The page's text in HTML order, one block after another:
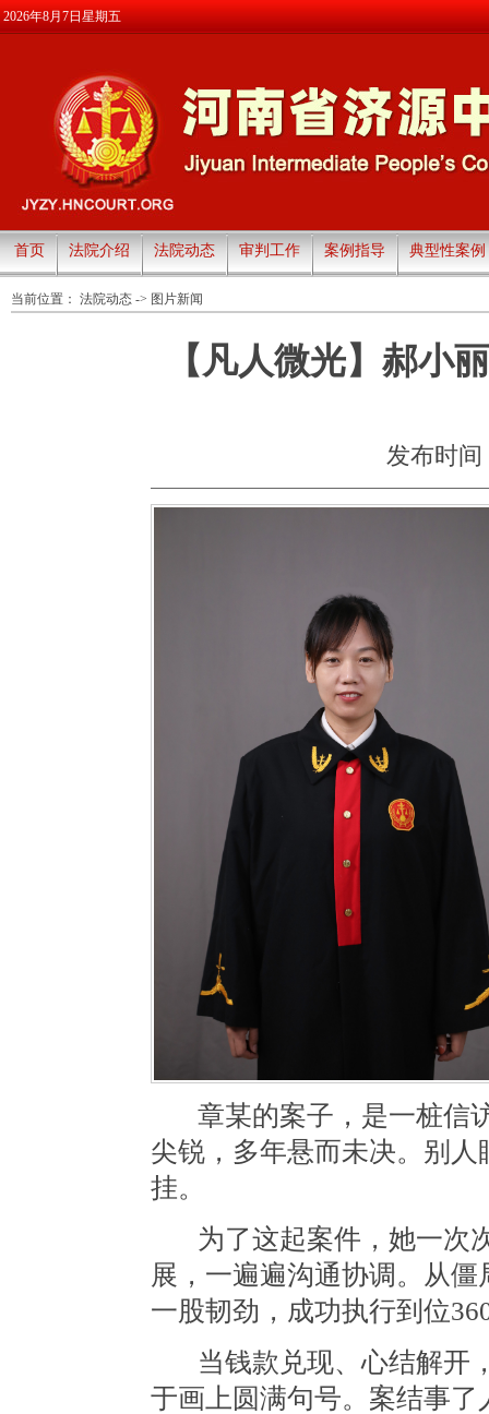
2026年8月7日星期五
首页 法院介绍 法院动态 审判工作 案例指导 典型性案例
当前位置： 法院动态 -> 图片新闻
【凡人微光】郝小
发布时间
章某的案子，是一桩信
尖锐，多年悬而未决。别人
挂。
为了这起案件，她一次
展，一遍遍沟通协调。从
一股韧劲，成功执行到位
当钱款兑现、心结解开
于画上圆满句号。案结事